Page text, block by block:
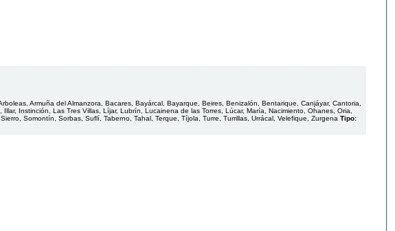
Armuña del Almanzora, Bacares, Bayárcal, Bayarque, Beires, Benizalón, Bentarique, Canjáyar, Cantoria,
Instinción, Las Tres Villas, Líjar, Lubrín, Lucainena de las Torres, Lúcar, María, Nacimiento, Ohanes, Oria,
Somontín, Sorbas, Suflí, Taberno, Tahal, Terque, Tíjola, Turre, Turrillas, Urrácal, Velefique, Zurgena Tipo: